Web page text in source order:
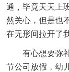
通，毕竟天天上
然关心，但是也
在无形间拉开了
有心想要弥
节公司放假，幼